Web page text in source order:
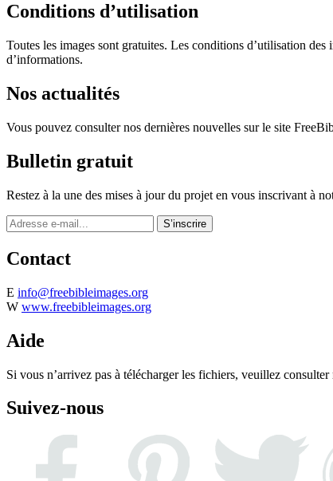
Conditions d’utilisation
Toutes les images sont gratuites. Les conditions d’utilisation
d’informations.
Nos actualités
Vous pouvez consulter nos dernières nouvelles sur le site
Bulletin gratuit
Restez à la une des mises à jour du projet en vous inscrivant à
Contact
E info@freebibleimages.org
W www.freebibleimages.org
Aide
Si vous n’arrivez pas à télécharger les fichiers, veuillez consulter
Suivez-nous